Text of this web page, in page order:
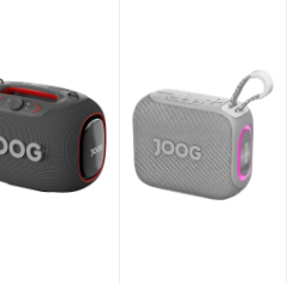
VER MÁS VER MÁS